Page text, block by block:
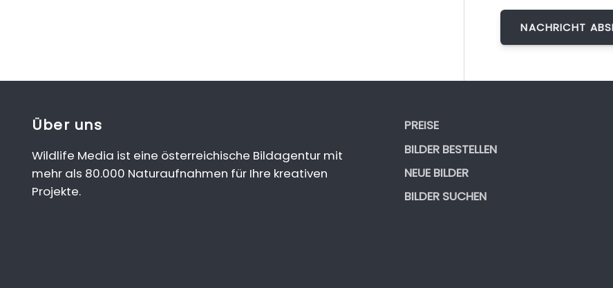
Über uns
Wildlife Media ist eine österreichische Bildagentur mit
mehr als 80.000 Naturaufnahmen für Ihre kreativen
Projekte.
PREISE
BILDER BESTELLEN
NEUE BILDER
BILDER SUCHEN